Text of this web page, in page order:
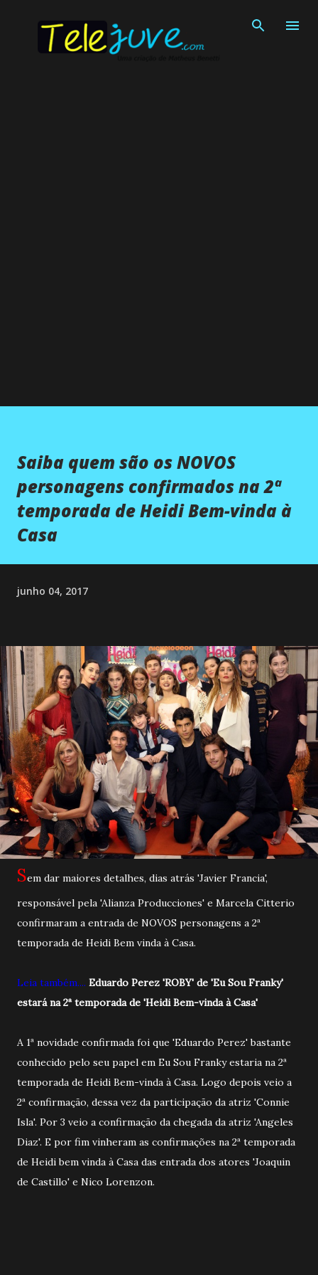
Saiba quem são os NOVOS
personagens confirmados na 2ª
temporada de Heidi Bem-vinda à
Casa
junho 04, 2017
Sem dar maiores detalhes, dias atrás 'Javier Francia',
responsável pela 'Alianza Producciones' e Marcela Citterio
confirmaram a entrada de NOVOS personagens a 2ª
temporada de Heidi Bem vinda à Casa.
Leia também.... Eduardo Perez 'ROBY' de 'Eu Sou Franky'
estará na 2ª temporada de 'Heidi Bem-vinda à Casa'
A 1ª novidade confirmada foi que 'Eduardo Perez' bastante
conhecido pelo seu papel em Eu Sou Franky estaria na 2ª
temporada de Heidi Bem-vinda à Casa. Logo depois veio a
2ª confirmação, dessa vez da participação da atriz 'Connie
Isla'. Por 3 veio a confirmação da chegada da atriz 'Angeles
Diaz'. E por fim vinheram as confirmações na 2ª temporada
de Heidi bem vinda à Casa das entrada dos atores 'Joaquin
de Castillo' e Nico Lorenzon.